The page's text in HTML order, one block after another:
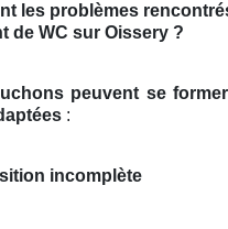
les problèmes
de WC sur Oissery ?
peuvent se former
:
incomplète